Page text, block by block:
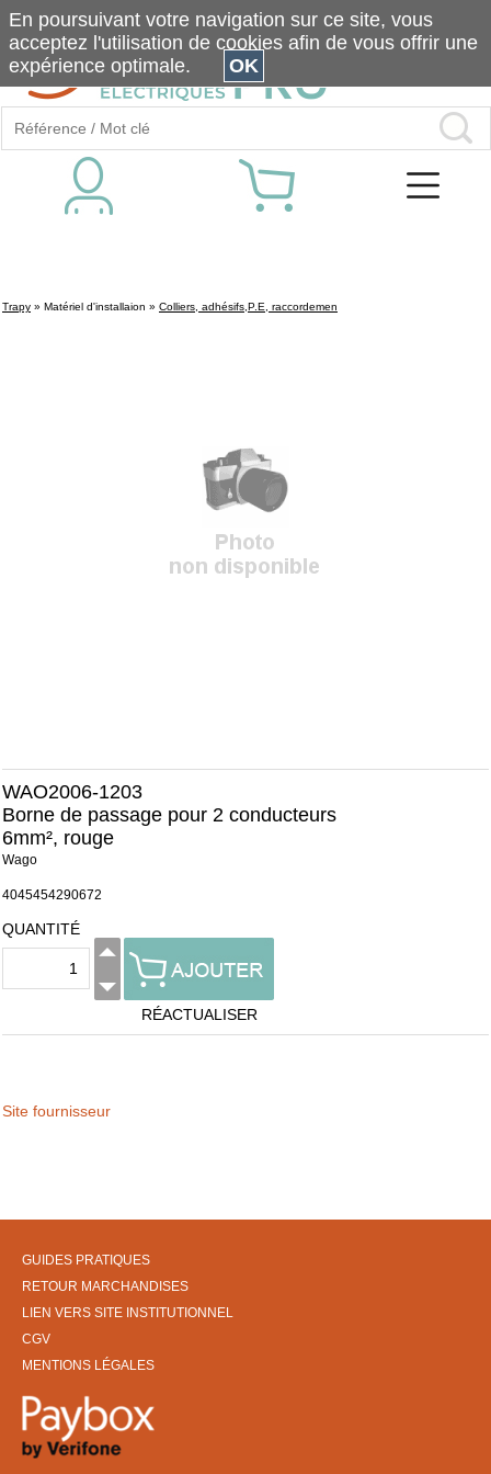
Trapy » Matériel d'installaion » Colliers, adhésifs,P.E, raccordemen
WAO2006-1203
Borne de passage pour 2 conducteurs
6mm², rouge
Wago
4045454290672
QUANTITÉ
RÉACTUALISER
Site fournisseur
GUIDES PRATIQUES
RETOUR MARCHANDISES
LIEN VERS SITE INSTITUTIONNEL
CGV
MENTIONS LÉGALES
En poursuivant votre navigation sur ce site, vous
acceptez l'utilisation de cookies afin de vous offrir une
expérience optimale.
OK